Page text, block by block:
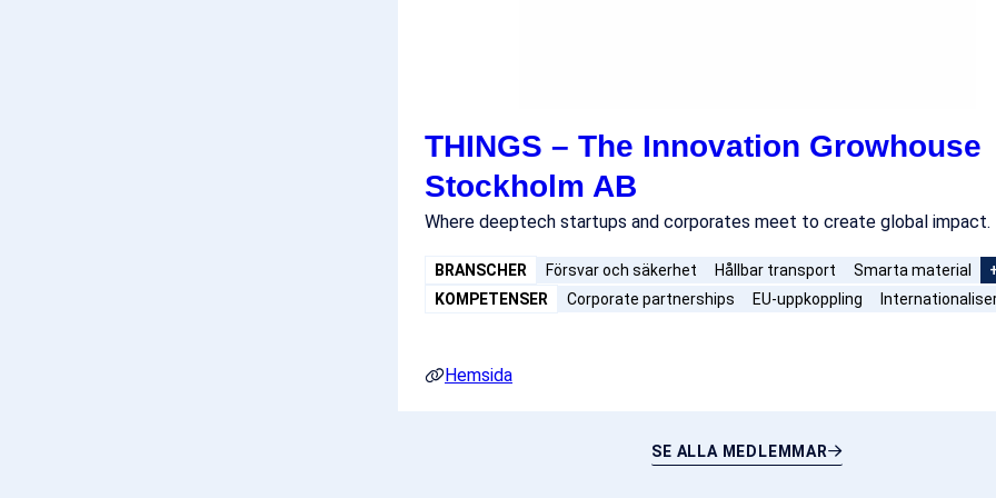
THINGS – The Innovation Growhouse
Stockholm AB
Where deeptech startups and corporates meet to create global impact.
BRANSCHER Försvar och säkerhet Hållbar transport Smarta material
KOMPETENSER
Corporate partnerships EU-uppkoppling
Hemsida
SE ALLA MEDLEMMAR